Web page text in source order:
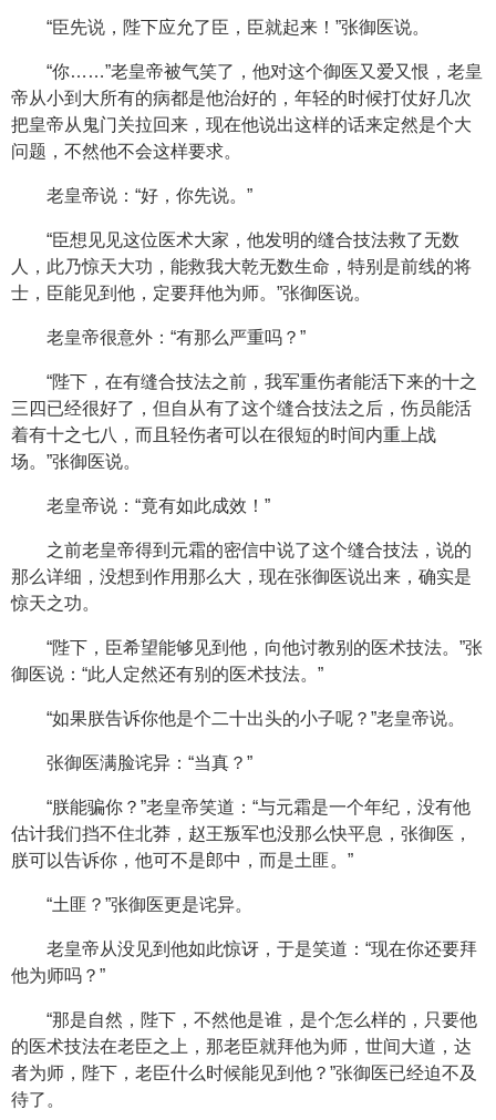
“臣先说，陛下应允了臣，臣就起来！”张御医说。
“你……”老皇帝被气笑了，他对这个御医又爱又恨，老皇
帝从小到大所有的病都是他治好的，年轻的时候打仗好几次
把皇帝从鬼门关拉回来，现在他说出这样的话来定然是个大
问题，不然他不会这样要求。
老皇帝说：“好，你先说。”
“臣想见见这位医术大家，他发明的缝合技法救了无数
人，此乃惊天大功，能救我大乾无数生命，特别是前线的将
士，臣能见到他，定要拜他为师。”张御医说。
老皇帝很意外：“有那么严重吗？”
“陛下，在有缝合技法之前，我军重伤者能活下来的十之
三四已经很好了，但自从有了这个缝合技法之后，伤员能活
着有十之七八，而且轻伤者可以在很短的时间内重上战
场。”张御医说。
老皇帝说：“竟有如此成效！”
之前老皇帝得到元霜的密信中说了这个缝合技法，说的
那么详细，没想到作用那么大，现在张御医说出来，确实是
惊天之功。
“陛下，臣希望能够见到他，向他讨教别的医术技法。”张
御医说：“此人定然还有别的医术技法。”
“如果朕告诉你他是个二十出头的小子呢？”老皇帝说。
张御医满脸诧异：“当真？”
“朕能骗你？”老皇帝笑道：“与元霜是一个年纪，没有他
估计我们挡不住北莽，赵王叛军也没那么快平息，张御医，
朕可以告诉你，他可不是郎中，而是土匪。”
“土匪？”张御医更是诧异。
老皇帝从没见到他如此惊讶，于是笑道：“现在你还要拜
他为师吗？”
“那是自然，陛下，不然他是谁，是个怎么样的，只要他
的医术技法在老臣之上，那老臣就拜他为师，世间大道，达
者为师，陛下，老臣什么时候能见到他？”张御医已经迫不及
待了。